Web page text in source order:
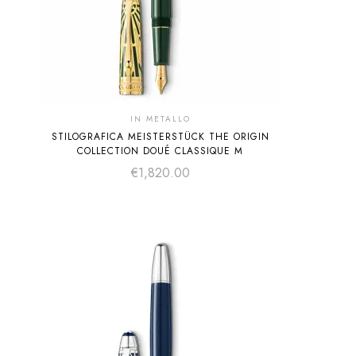
IN METALLO
STILOGRAFICA MEISTERSTÜCK THE ORIGIN
COLLECTION DOUÉ CLASSIQUE M
€1,820.00